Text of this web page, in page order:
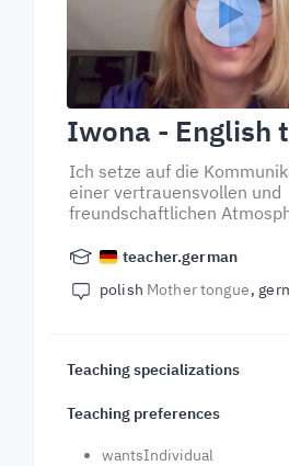
Iwona - English
Ich setze auf die
einer vertrauensvollen und
freundschaftlichen
teacher.german
polish Mother tongue
Teaching specializations
Teaching preferences
wantsIndividual